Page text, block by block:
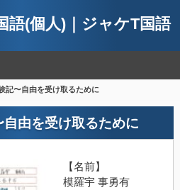
語(個人)｜ジャケT国語
記〜自由を受け取るために
由を受け取るために
【名前】
模羅宇 事勇有